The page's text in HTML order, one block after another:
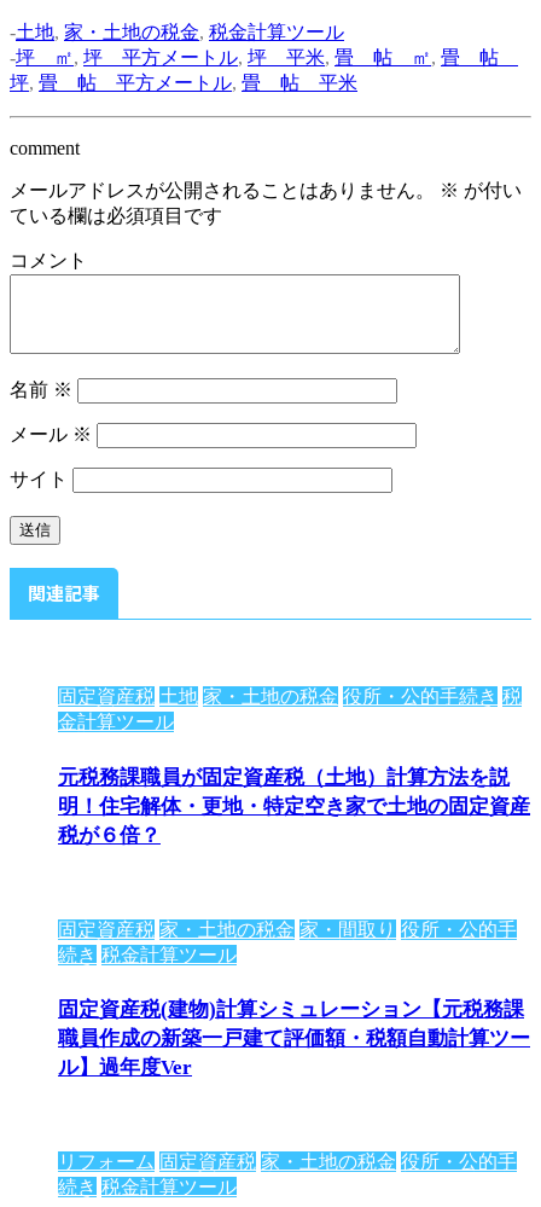
-土地, 家・土地の税金, 税金計算ツール
-坪 ㎡, 坪 平方メートル, 坪 平米, 畳 帖 ㎡, 畳 帖
坪, 畳 帖 平方メートル, 畳 帖 平米
comment
メールアドレスが公開されることはありません。 ※ が付い
ている欄は必須項目です
コメント
名前 ※
メール ※
サイト
関連記事
固定資産税 土地 家・土地の税金 役所・公的手続き 税
金計算ツール
元税務課職員が固定資産税（土地）計算方法を説
明！住宅解体・更地・特定空き家で土地の固定資産
税が６倍？
固定資産税 家・土地の税金 家・間取り 役所・公的手
続き 税金計算ツール
固定資産税(建物)計算シミュレーション【元税務課
職員作成の新築一戸建て評価額・税額自動計算ツー
ル】過年度Ver
リフォーム 固定資産税 家・土地の税金 役所・公的手
続き 税金計算ツール